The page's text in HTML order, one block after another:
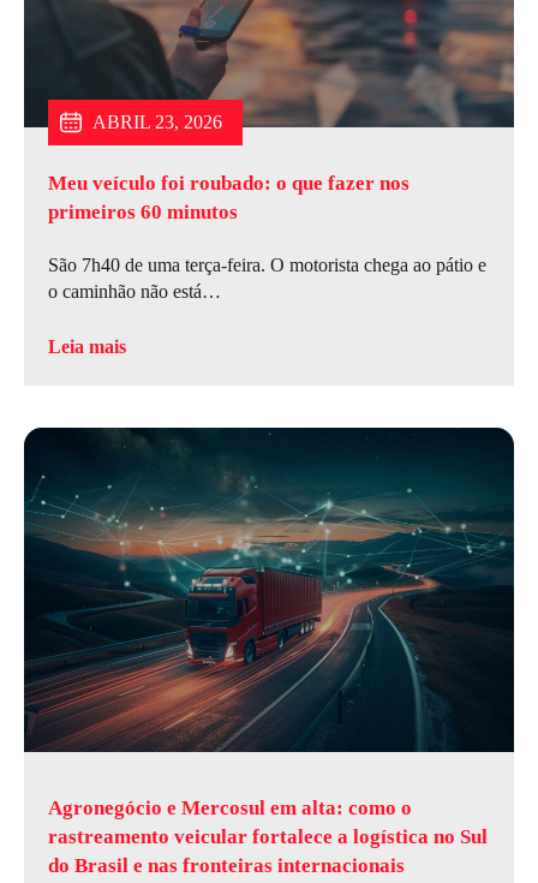
Meu veículo foi roubado: o que fazer nos
primeiros 60 minutos
JULHO 6, 2026
São 7h40 de uma terça-feira. O motorista chega ao pátio e
o caminhão não está…
Leia mais
Agronegócio e Mercosul em alta: como o
rastreamento veicular fortalece a logística no Sul
do Brasil e nas fronteiras internacionais
JUNHO 15, 2026
ABRIL 23, 2026